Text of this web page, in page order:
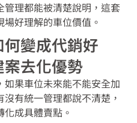
理都能被清楚說明，這套
好理解的車位價值。
變成代銷好
去化優勢
果車位未來能不能安全加
有統一管理都說不清楚，
成具體賣點。